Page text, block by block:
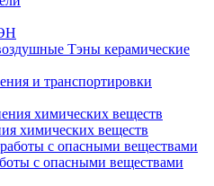
Тэны керамические
и транспортировки
химических веществ
с опасными веществами